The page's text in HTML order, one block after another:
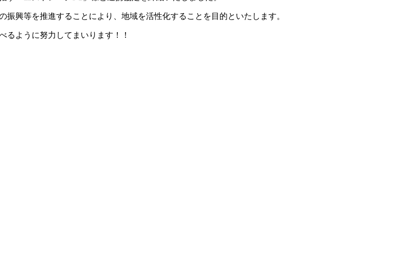
興等を推進することにより、地域を活性化することを目的といたします。
るように努力してまいります！！